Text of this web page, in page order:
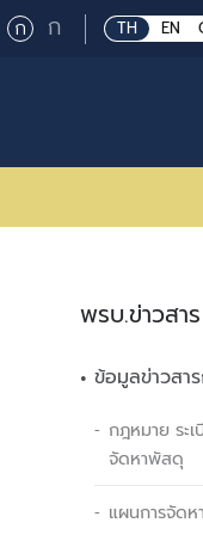
TH EN
Small
กRegular
กLarge
font
พรบ.ข่าวสาร
ข้อมูลข่าวสา
กฎหมาย ระ
จัดหาพัสดุ
แผนการจัด